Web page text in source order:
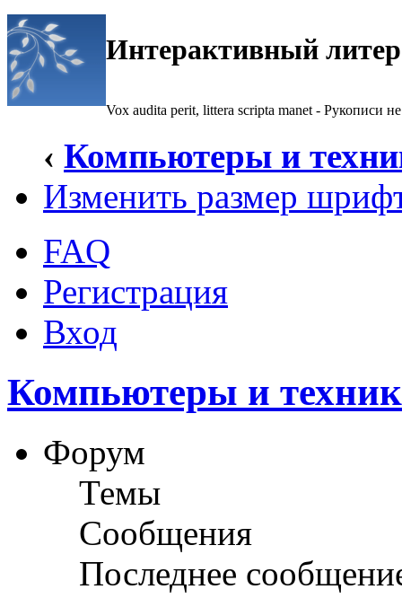
Интерактивный
Vox audita perit, littera scripta manet - Рукописи не
‹ Компьютеры и
Изменить размер
FAQ
Регистрация
Вход
Компьютеры и
Форум
Темы
Сообщения
Последнее